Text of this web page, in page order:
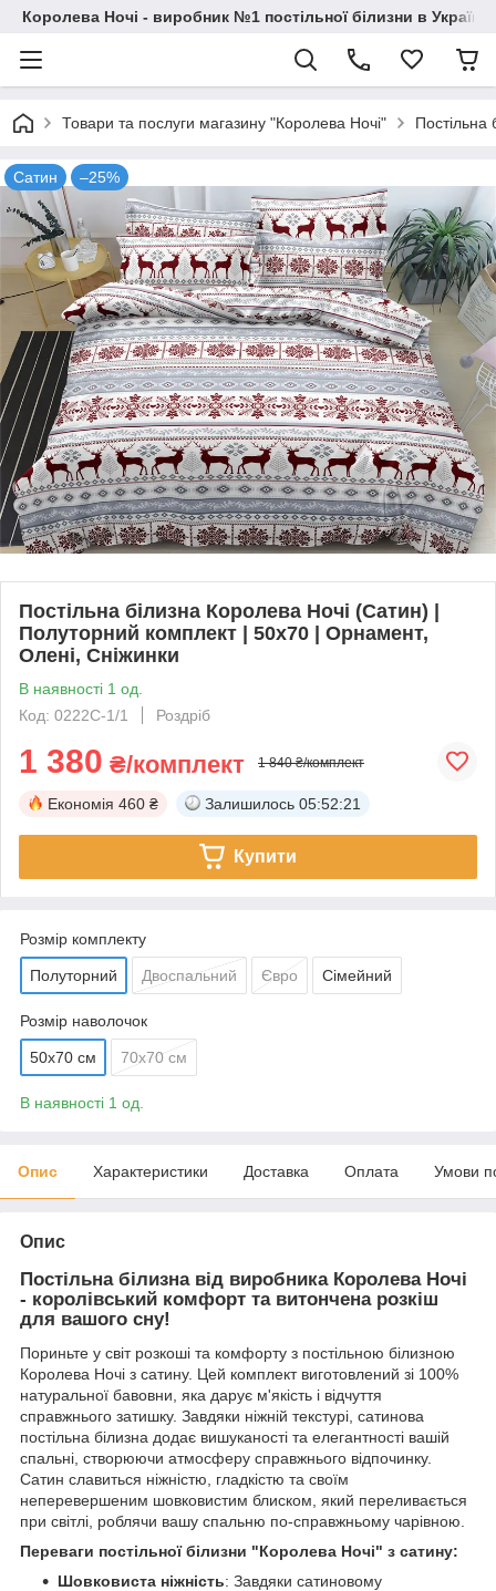
Королева Ночі - виробник №1 постільної білизни в Україні
Товари та послуги магазину "Королева Ночі" Постільна
Сатин –25%
Постільна білизна Королева Ночі (Сатин) |
Полуторний комплект | 50х70 | Орнамент,
Олені, Сніжинки
В наявності 1 од.
Код: 0222С-1/1
Роздріб
1 380 ₴/комплект 1 840 ₴/комплект
Економія 460 ₴ Залишилось 05:52:21
Купити
Розмір комплекту
Полуторний Двоспальний Євро Сімейний
Розмір наволочок
50х70 см 70х70 см
В наявності 1 од.
Опис Характеристики Доставка Оплата Умови
Опис
Постільна білизна від виробника Королева Ночі
- королівський комфорт та витончена розкіш
для вашого сну!
Пориньте у світ розкоші та комфорту з постільною білизною
Королева Ночі з сатину. Цей комплект виготовлений зі 100%
натуральної бавовни, яка дарує м'якість і відчуття
справжнього затишку. Завдяки ніжній текстурі, сатинова
постільна білизна додає вишуканості та елегантності вашій
спальні, створюючи атмосферу справжнього відпочинку.
Сатин славиться ніжністю, гладкістю та своїм
неперевершеним шовковистим блиском, який переливається
при світлі, роблячи вашу спальню по-справжньому чарівною.
Переваги постільної білизни "Королева Ночі" з сатину:
Шовковиста ніжність: Завдяки сатиновому